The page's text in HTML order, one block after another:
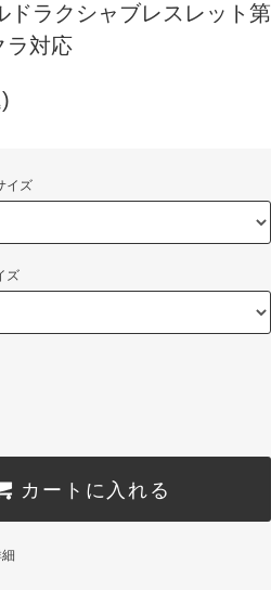
ドラクシャブレスレット第
ラ対応
イズ
ズ
カートに入れる